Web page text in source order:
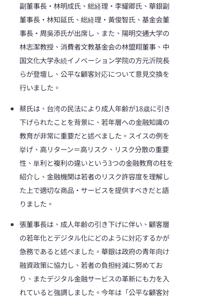
副董事長・林明成氏、総経理・李耀卿氏、華銀副
董事長・林知延氏、総経理・黃俊智氏、基金会董
事長・周吳添氏が出席し、また、陽明交通大学の
林志潔教授、消費者文教基金会の林盟翔董事、中
国文化大学永続イノベーション学院の方元沂院長
らが登壇し、公平な顧客対応について意見交換を
行いました。
蔡氏は、台湾の民法により成人年齢が18歳に引き
下げられたことを背景に、若年層への金融知識の
教育が非常に重要だと述べました。スイスの例を
挙げ、高リターン＝高リスク、リスク分散の重要
性、単利と複利の違いという3つの金融教育の柱を
紹介し、金融機関は若者のリスク許容度を理解し
た上で適切な商品・サービスを提供すべきだと語
りました。
張董事長は、成人年齢の引き下げに伴い、顧客層
の若年化とデジタル化にどのように対応するかが
急務であると述べました。華銀は政府の青年向け
融資政策に協力し、若者の負担軽減に努めてお
り、またデジタル金融サービスの革新にも力を入
れていると強調しました。今年は「公平な顧客対